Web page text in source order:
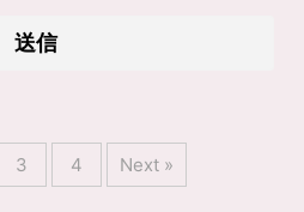
3 4 Next »